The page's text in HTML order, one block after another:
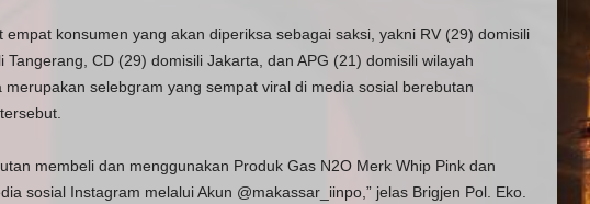
empat konsumen yang akan diperiksa sebagai saksi, yakni RV (29) domisili
Tangerang, CD (29) domisili Jakarta, dan APG (21) domisili wilayah
merupakan selebgram yang sempat viral di media sosial berebutan
membeli dan menggunakan Produk Gas N2O Merk Whip Pink dan
sosial Instagram melalui Akun @makassar_iinpo,” jelas Brigjen Pol. Eko.